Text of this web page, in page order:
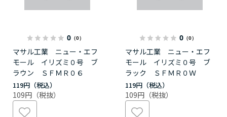
0 （0）
マサル工業 ニュー・エフ
モール イリズミ０号 ブ
ラウン ＳＦＭＲ０６
119円
109円
0（0）
マサル工業 ニュー・エフ
モール イリズミ０号 ブ
ラック ＳＦＭＲ０Ｗ
119円
109円